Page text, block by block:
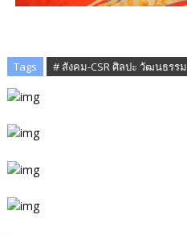
Tags # สังคม-CSR ศิลปะ วัฒนธรรม